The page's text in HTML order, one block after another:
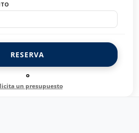
RESERVA
o
un presupuesto